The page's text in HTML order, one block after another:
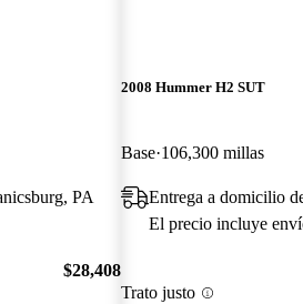
PA
$28,408
2008 Hummer H2 SUT
Base 106,300 millas
Entrega a domicilio
El precio incluye
Trato justo